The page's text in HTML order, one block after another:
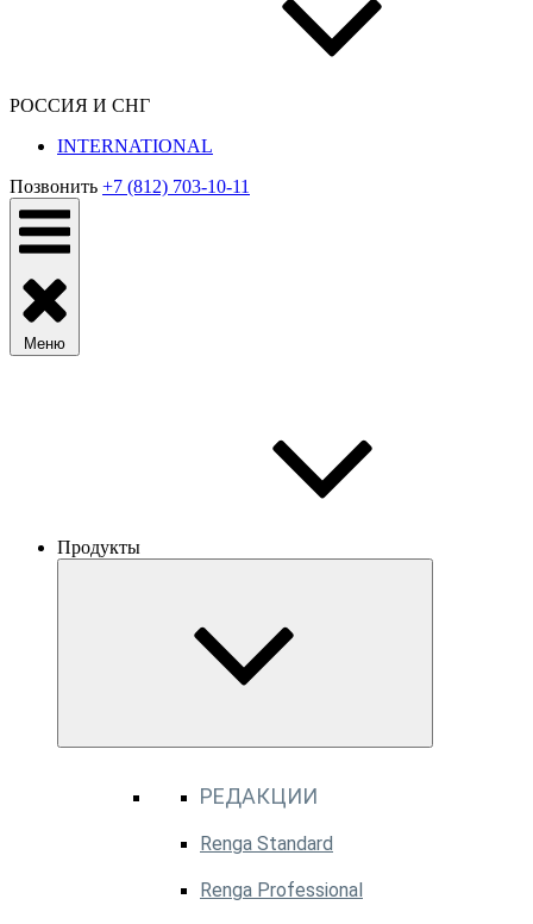
РОССИЯ И СНГ
INTERNATIONAL
Позвонить +7 (812) 703-10-11
Меню
Продукты
РЕДАКЦИИ
Renga Standard
Renga Professional